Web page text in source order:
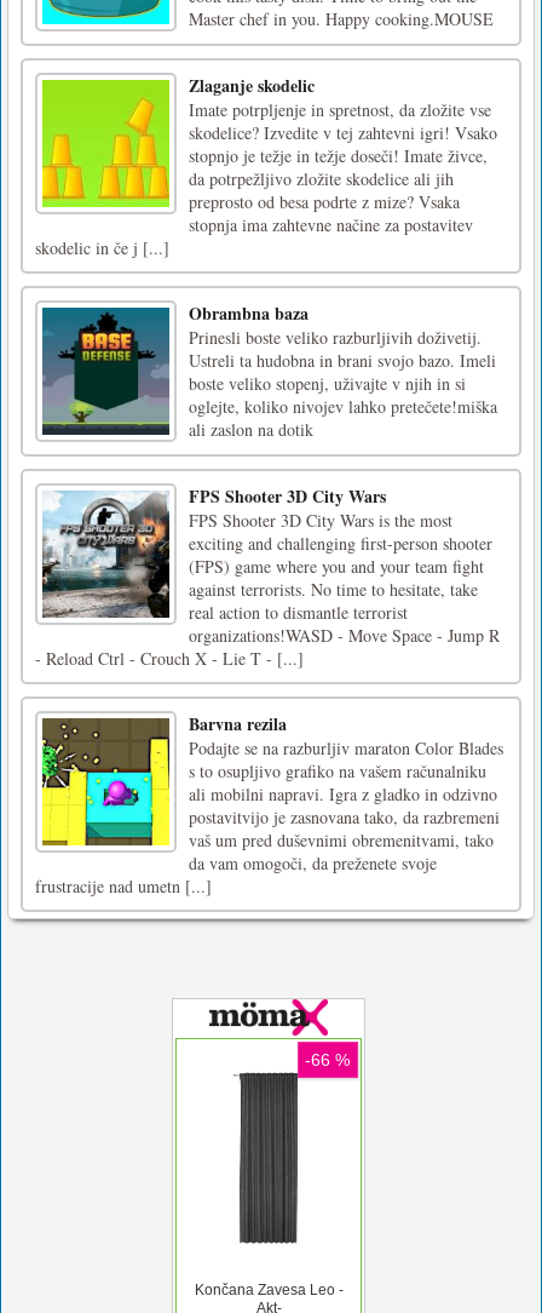
Master chef in you. Happy cooking.MOUSE
Zlaganje skodelic
Imate potrpljenje in spretnost, da zložite vse
skodelice? Izvedite v tej zahtevni igri! Vsako
stopnjo je težje in težje doseči! Imate živce,
da potrpežljivo zložite skodelice ali jih
preprosto od besa podrte z mize? Vsaka
stopnja ima zahtevne načine za postavitev
skodelic in če j [...]
Obrambna baza
Prinesli boste veliko razburljivih doživetij.
Ustreli ta hudobna in brani svojo bazo. Imeli
boste veliko stopenj, uživajte v njih in si
oglejte, koliko nivojev lahko pretečete!miška
ali zaslon na dotik
FPS Shooter 3D City Wars
FPS Shooter 3D City Wars is the most
exciting and challenging first-person shooter
(FPS) game where you and your team fight
against terrorists. No time to hesitate, take
real action to dismantle terrorist
organizations!WASD - Move Space - Jump R
- Reload Ctrl - Crouch X - Lie T - [...]
Barvna rezila
Podajte se na razburljiv maraton Color Blades
s to osupljivo grafiko na vašem računalniku
ali mobilni napravi. Igra z gladko in odzivno
postavitvijo je zasnovana tako, da razbremeni
vaš um pred duševnimi obremenitvami, tako
da vam omogoči, da preženete svoje
frustracije nad umetn [...]